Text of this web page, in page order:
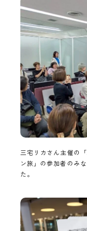
三宅リカさん主催の
ン旅」の参加者のみ
た。